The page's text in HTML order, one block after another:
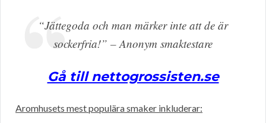
“Jättegoda och man märker inte att de är
sockerfria!” – Anonym smaktestare
Gå till nettogrossisten.se
Aromhusets mest populära smaker inkluderar: